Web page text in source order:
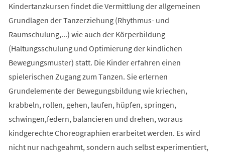
Kindertanzkursen findet die Vermittlung der allgemeinen
Grundlagen der Tanzerziehung (Rhythmus- und
Raumschulung,...) wie auch der Körperbildung
(Haltungsschulung und Optimierung der kindlichen
Bewegungsmuster) statt. Die Kinder erfahren einen
spielerischen Zugang zum Tanzen. Sie erlernen
Grundelemente der Bewegungsbildung wie kriechen,
krabbeln, rollen, gehen, laufen, hüpfen, springen,
schwingen,federn, balancieren und drehen, woraus
kindgerechte Choreographien erarbeitet werden. Es wird
nicht nur nachgeahmt, sondern auch selbst experimentiert,